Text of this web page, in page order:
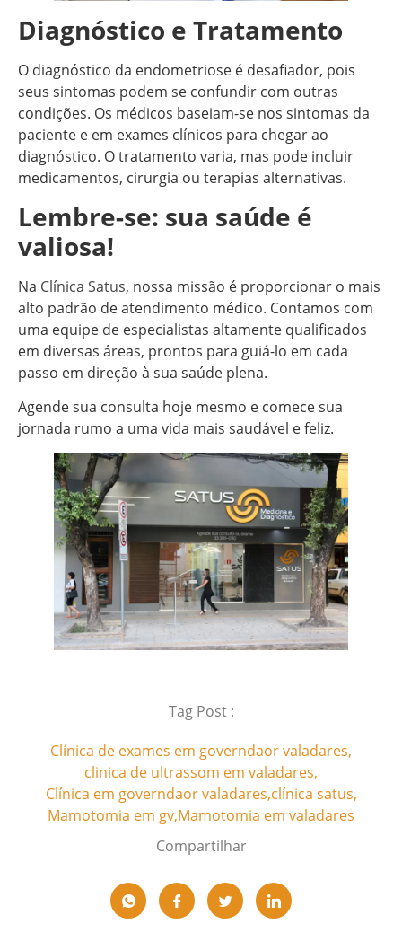
Diagnóstico e Tratamento
O diagnóstico da endometriose é desafiador, pois
seus sintomas podem se confundir com outras
condições. Os médicos baseiam-se nos sintomas da
paciente e em exames clínicos para chegar ao
diagnóstico. O tratamento varia, mas pode incluir
medicamentos, cirurgia ou terapias alternativas.
Lembre-se: sua saúde é
valiosa!
Na Clínica Satus, nossa missão é proporcionar o mais
alto padrão de atendimento médico. Contamos com
uma equipe de especialistas altamente qualificados
em diversas áreas, prontos para guiá-lo em cada
passo em direção à sua saúde plena.
Agende sua consulta hoje mesmo e comece sua
jornada rumo a uma vida mais saudável e feliz.
Tag Post :
Clínica de exames em governdaor valadares,
clinica de ultrassom em valadares,
Clínica em governdaor valadares,clínica satus,
Mamotomia em gv,Mamotomia em valadares
Compartilhar